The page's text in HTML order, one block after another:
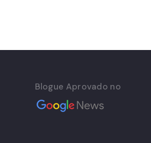
Blogue Aprovado no